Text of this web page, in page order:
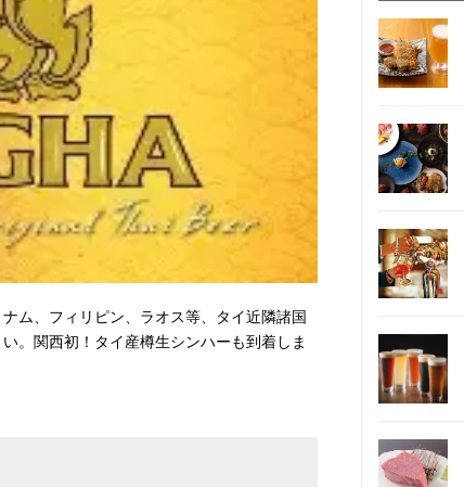
ム、フィリピン、ラオス等、タイ近隣諸国
。関西初！タイ産樽生シンハーも到着しま